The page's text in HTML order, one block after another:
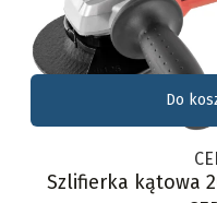
Do
Szlifierka kątowa